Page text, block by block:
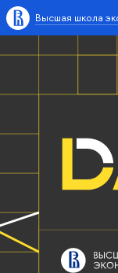
Высшая школа